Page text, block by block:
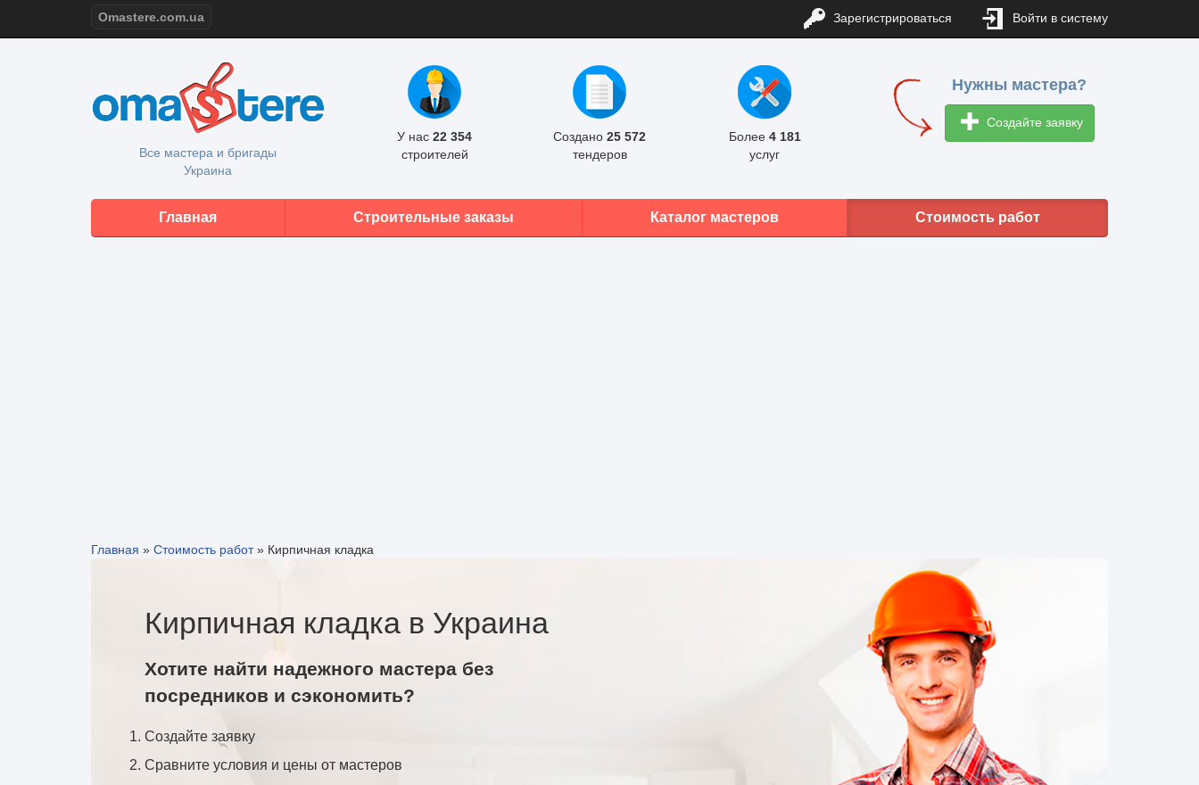
Omastere.com.ua Зарегистрироваться Войти в систему
Все мастера и бригады
Украина
У нас 22 354
строителей
Создано 25 572
тендеров
Более 4 181
услуг
Нужны мастера?
Создайте заявку
Главная Строительные заказы Каталог мастеров Стоимость работ
Главная » Стоимость работ» Кирпичная кладка
Кирпичная кладка в Украина
Хотите найти надежного мастера без
посредников и сэкономить?
Создайте заявку
Сравните условия и цены от мастеров